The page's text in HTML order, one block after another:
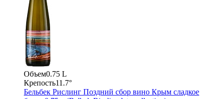
Объем0.75 L
Крепость11.7°
Бельбек Рислинг Поздний сбор вино Крым сладкое